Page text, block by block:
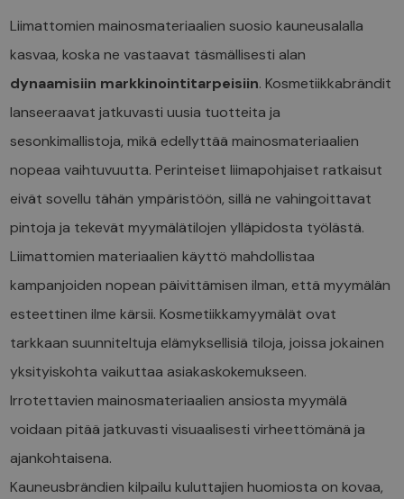
Liimattomien mainosmateriaalien suosio kauneusalalla
kasvaa, koska ne vastaavat täsmällisesti alan
dynaamisiin markkinointitarpeisiin. Kosmetiikkabrändit
lanseeraavat jatkuvasti uusia tuotteita ja
sesonkimallistoja, mikä edellyttää mainosmateriaalien
nopeaa vaihtuvuutta. Perinteiset liimapohjaiset ratkaisut
eivät sovellu tähän ympäristöön, sillä ne vahingoittavat
pintoja ja tekevät myymälätilojen ylläpidosta työlästä.
Liimattomien materiaalien käyttö mahdollistaa
kampanjoiden nopean päivittämisen ilman, että myymälän
esteettinen ilme kärsii. Kosmetiikkamyymälät ovat
tarkkaan suunniteltuja elämyksellisiä tiloja, joissa jokainen
yksityiskohta vaikuttaa asiakaskokemukseen.
Irrotettavien mainosmateriaalien ansiosta myymälä
voidaan pitää jatkuvasti visuaalisesti virheettömänä ja
ajankohtaisena.
Kauneusbrändien kilpailu kuluttajien huomiosta on kovaa,